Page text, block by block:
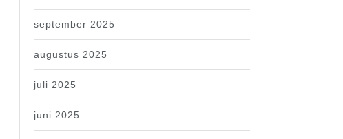
september 2025
augustus 2025
juli 2025
juni 2025